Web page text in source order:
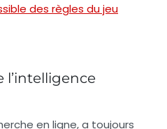
des règles du jeu
l’intelligence
en ligne, a toujours